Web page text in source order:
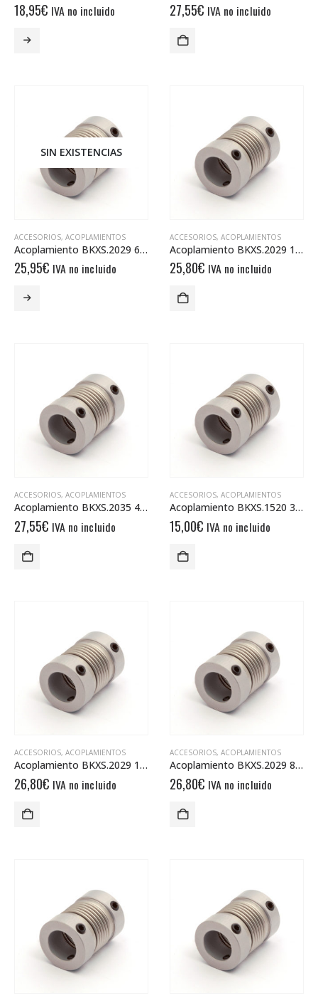
18,95€ IVA no incluido 27,55€ IVA no incluido
SIN EXISTENCIAS
ACCESORIOS, ACOPLAMIENTOS
Acoplamiento BKXS.2029 6/10
25,95€ IVA no incluido
ACCESORIOS, ACOPLAMIENTOS
Acoplamiento BKXS.2029 10/10
25,80€ IVA no incluido
ACCESORIOS, ACOPLAMIENTOS
Acoplamiento BKXS.2035 4/6
27,55€ IVA no incluido
ACCESORIOS, ACOPLAMIENTOS
Acoplamiento BKXS.1520 3/3
15,00€ IVA no incluido
ACCESORIOS, ACOPLAMIENTOS
Acoplamiento BKXS.2029 12/12
26,80€ IVA no incluido
ACCESORIOS, ACOPLAMIENTOS
Acoplamiento BKXS.2029 8/8
26,80€ IVA no incluido